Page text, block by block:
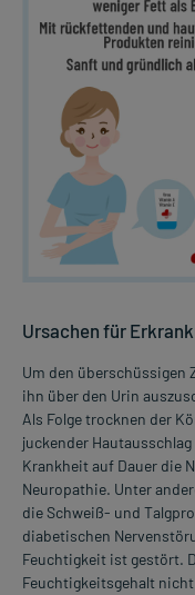
Ursachen für
Um den überschüssigen
ihn über den Urin
Als Folge trocknen der
juckender
Krankheit auf Dauer die
Neuropathie. Unter
die Schweiß- und
diabetischen
Feuchtigkeit ist gestört.
Feuchtigkeitsgehalt